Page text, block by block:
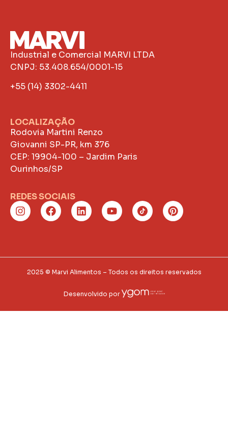
Industrial e Comercial MARVI LTDA
CNPJ: 53.408.654/0001-15
+55 (14) 3302-4411
LOCALIZAÇÃO
Rodovia Martini Renzo
Giovanni SP-PR, km 376
CEP: 19904-100 – Jardim Paris
Ourinhos/SP
REDES SOCIAIS
2025 © Marvi Alimentos – Todos os direitos reservados
Desenvolvido por